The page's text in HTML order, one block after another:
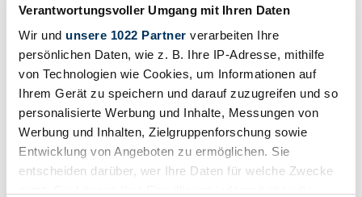
Verantwortungsvoller Umgang mit Ihren Daten
Wir und unsere 1022 Partner verarbeiten Ihre
persönlichen Daten, wie z. B. Ihre IP-Adresse, mithilfe
von Technologien wie Cookies, um Informationen auf
Ihrem Gerät zu speichern und darauf zuzugreifen und so
personalisierte Werbung und Inhalte, Messungen von
Werbung und Inhalten, Zielgruppenforschung sowie
Entwicklung von Angeboten zu ermöglichen. Sie
entscheiden darüber, wer Ihre Daten für welche Zwecke